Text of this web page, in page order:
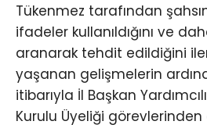
Tükenmez tarafından
ifadeler kullanıldığını ve
aranarak tehdit edildiğini
yaşanan gelişmelerin
itibarıyla İl Başkan
Kurulu Üyeliği görevlerinden